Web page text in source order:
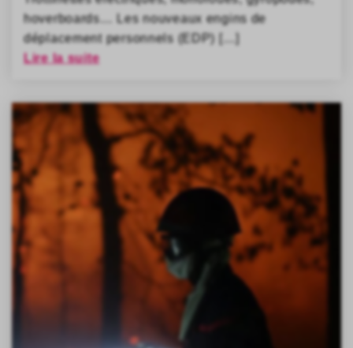
hoverboards… Les nouveaux engins de
déplacement personnels (EDP) […]
Lire la suite